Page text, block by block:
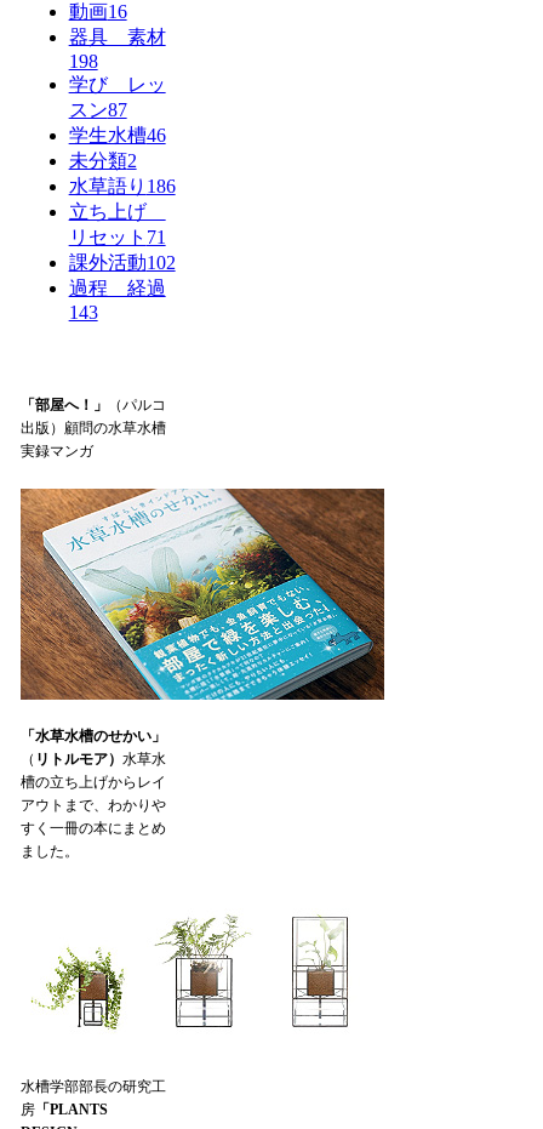
動画16
器具 素材
198
学び レッ
スン87
学生水槽46
未分類2
水草語り 186
立ち上げ
リセット 71
課外活動102
過程 経過
143
「部屋へ！」
（パルコ
出版）顧問の水草水槽
実録マンガ
「水草水槽のせかい」
（ リトルモア） 水草水
槽の立ち上げからレイ
アウトまで、わかりや
すく一冊の本にまとめ
ました。
水槽学部部長の研究工
房「PLANTS